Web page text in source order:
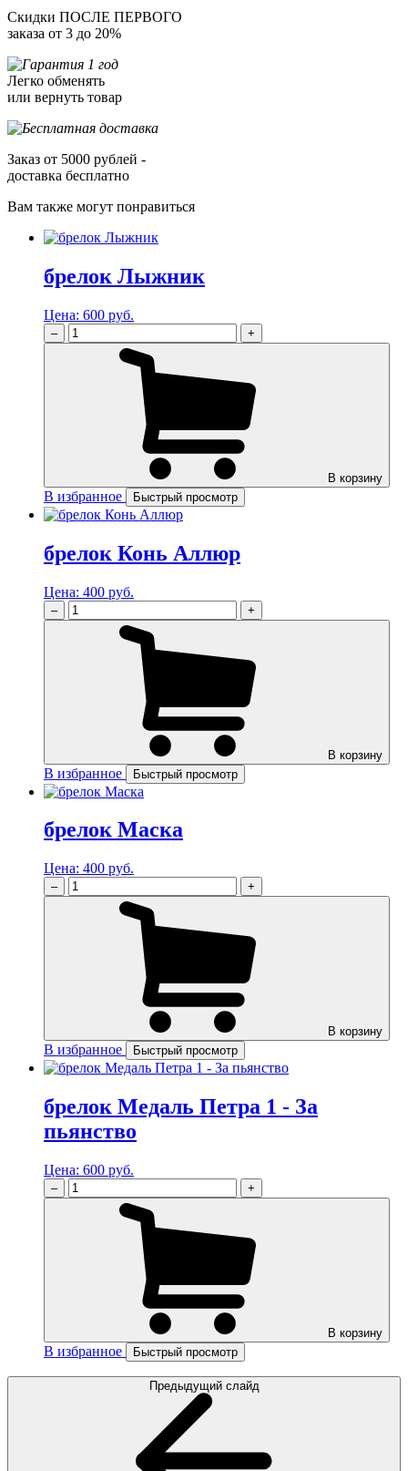
Скидки ПОСЛЕ ПЕРВОГО
заказа от 3 до 20%
Легко обменять
или вернуть товар
Заказ от 5000 рублей -
доставка бесплатно
Вам также могут понравиться
брелок Лыжник
Цена: 600 руб.
– +
В корзину
В избранное Быстрый просмотр
брелок Конь Аллюр
Цена: 400 руб.
– +
В корзину
В избранное Быстрый просмотр
брелок Маска
Цена: 400 руб.
– +
В корзину
В избранное Быстрый просмотр
брелок Медаль Петра 1 - За
пьянство
Цена: 600 руб.
– +
В корзину
В избранное Быстрый просмотр
Предыдущий слайд